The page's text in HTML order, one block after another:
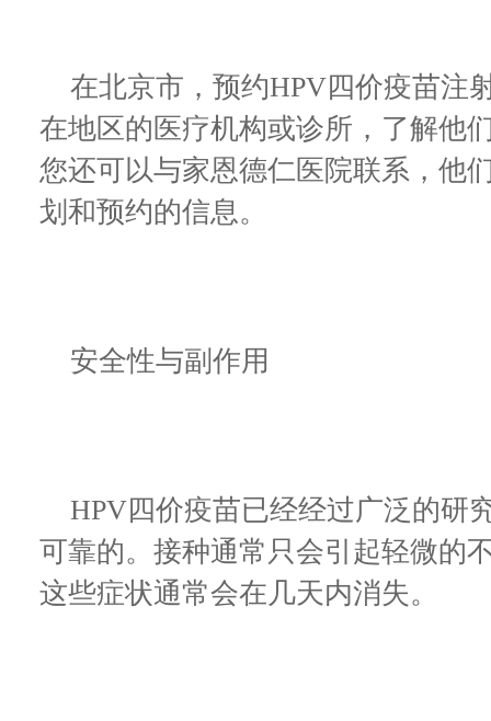
在北京市，预约HPV四价疫苗注
在地区的医疗机构或诊所，了解他
您还可以与家恩德仁医院联系，他
划和预约的信息。
安全性与副作用
HPV四价疫苗已经经过广泛的研
可靠的。接种通常只会引起轻微的
这些症状通常会在几天内消失。